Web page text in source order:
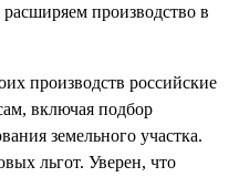
производство в
производств российские
включая подбор
земельного участка.
льгот. Уверен, что